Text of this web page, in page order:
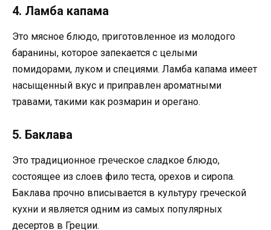
4. Ламба капама
Это мясное блюдо, приготовленное из молодого
баранины, которое запекается с целыми
помидорами, луком и специями. Ламба капама имеет
насыщенный вкус и приправлен ароматными
травами, такими как розмарин и орегано.
5. Баклава
Это традиционное греческое сладкое блюдо,
состоящее из слоев фило теста, орехов и сиропа.
Баклава прочно вписывается в культуру греческой
кухни и является одним из самых популярных
десертов в Греции.